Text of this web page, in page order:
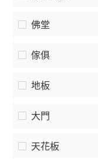
佛堂
傢俱
地板
大門
天花板